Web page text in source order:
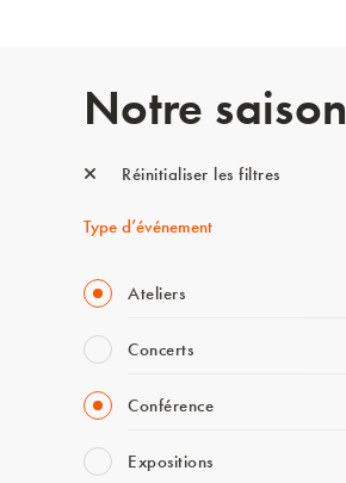
Notre saison
Réinitialiser les filtres
Type d’événement
Ateliers
Concerts
Conférence
Expositions